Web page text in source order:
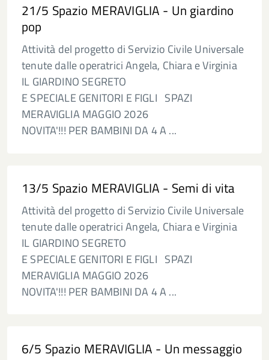
21/5 Spazio MERAVIGLIA - Un giardino
pop
Attività del progetto di Servizio Civile Universale
tenute dalle operatrici Angela, Chiara e Virginia
IL GIARDINO SEGRETO
E SPECIALE GENITORI E FIGLI SPAZI
MERAVIGLIA MAGGIO 2026
NOVITA'!!! PER BAMBINI DA 4 A ...
13/5 Spazio MERAVIGLIA - Semi di vita
Attività del progetto di Servizio Civile Universale
tenute dalle operatrici Angela, Chiara e Virginia
IL GIARDINO SEGRETO
E SPECIALE GENITORI E FIGLI SPAZI
MERAVIGLIA MAGGIO 2026
NOVITA'!!! PER BAMBINI DA 4 A ...
6/5 Spazio MERAVIGLIA - Un messaggio